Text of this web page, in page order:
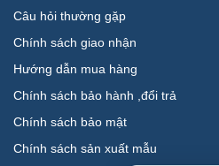
Câu hỏi thường gặp
Chính sách giao nhận
Hướng dẫn mua hàng
Chính sách bảo hành ,đổi trả
Chính sách bảo mật
Chính sách sản xuất mẫu